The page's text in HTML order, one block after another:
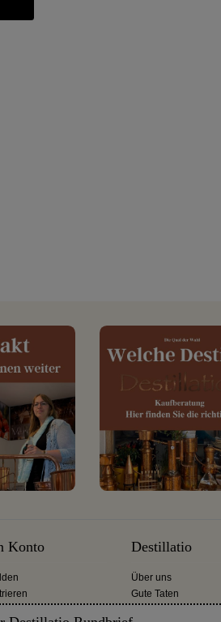
Konto Destillatio
Über uns
Gute Taten